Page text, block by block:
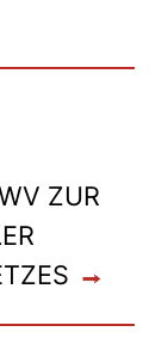
ZUR